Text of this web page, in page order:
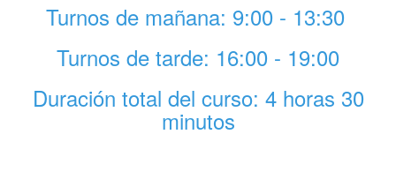
Turnos de mañana: 9:00 - 13:30
Turnos de tarde: 16:00 - 19:00
Duración total del curso: 4 horas 30
minutos